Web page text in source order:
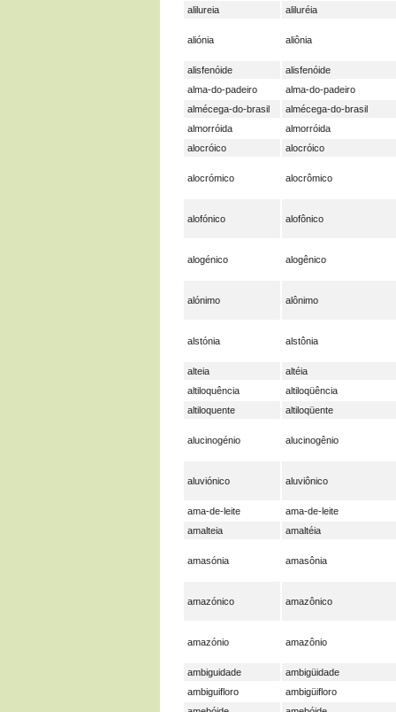
alilureia aliluréia
aliónia aliônia
alisfenóide
alisfenóide
alma-do-padeiro
alma-do-padeiro
almécega-do-brasil
almécega-do-brasil
almorróida
almorróida
alocróico
alocróico
alocrómico alocrômico
alofónico alofônico
alogénico alogênico
alónimo alônimo
alstónia alstônia
alteia
altéia
altiloquência
altiloqüência
altiloquente
altiloqüente
alucinogénio alucinogênio
aluviónico aluviônico
ama-de-leite
ama-de-leite
amalteia
amaltéia
amasónia amasônia
amazónico amazônico
amazónio amazônio
ambiguidade
ambigüidade
ambiguifloro
ambigüifloro